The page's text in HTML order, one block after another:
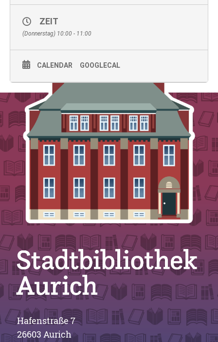
ZEIT
(Donnerstag) 10:00 - 11:00
CALENDAR GOOGLECAL
Hafenstraße 7
26603 Aurich